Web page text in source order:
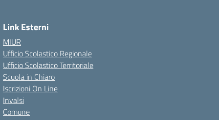
Link Esterni
MIUR
Ufficio Scolastico Regionale
Ufficio Scolastico Territoriale
Scuola in Chiaro
Iscrizioni On Line
Invalsi
Comune